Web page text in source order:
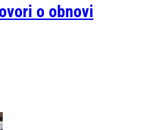
o obnovi